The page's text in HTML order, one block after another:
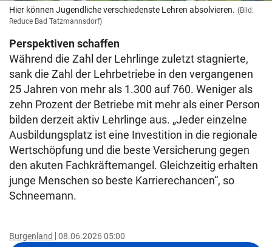
Hier können Jugendliche verschiedenste Lehren absolvieren. (Bild:
Reduce Bad Tatzmannsdorf)
Perspektiven schaffen
Während die Zahl der Lehrlinge zuletzt stagnierte,
sank die Zahl der Lehrbetriebe in den vergangenen
25 Jahren von mehr als 1.300 auf 760. Weniger als
zehn Prozent der Betriebe mit mehr als einer Person
bilden derzeit aktiv Lehrlinge aus. „Jeder einzelne
Ausbildungsplatz ist eine Investition in die regionale
Wertschöpfung und die beste Versicherung gegen
den akuten Fachkräftemangel. Gleichzeitig erhalten
junge Menschen so beste Karrierechancen“, so
Schneemann.
Burgenland 08.06.2026 05:00